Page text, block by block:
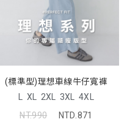
(標準型)理想車線牛仔寬褲
L XL 2XL 3XL 4XL
NT.990
NTD.871